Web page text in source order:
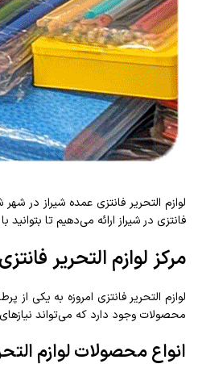
لوازم التحریر فانتزی عمده شیراز در
فانتزی در شیراز ارائه می‌دهیم تا
مرکز لوازم التحریر
لوازم التحریر فانتزی امروزه به یکی
محصولات وجود دارد که می‌تواند
انواع محصولات لوازم